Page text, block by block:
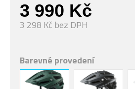
3 990 Kč
3 298 Kč bez DPH
Barevné provedení